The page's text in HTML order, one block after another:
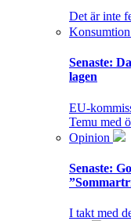
Det är inte
Konsumtion
Senaste:
lagen
EU-
Temu med
Opinion
Senaste:
I takt med